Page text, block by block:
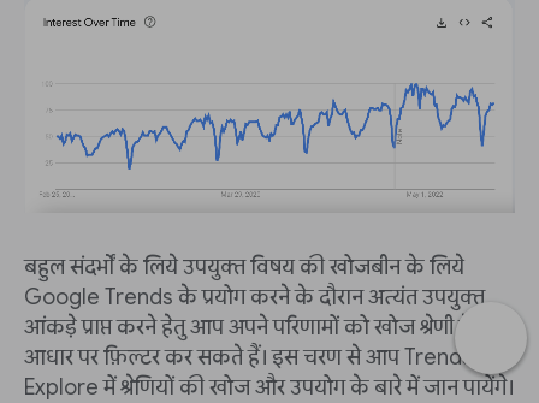
बहुल संदर्भों के लिये उपयुक्त विषय की खोजबीन के लिये
Google Trends के प्रयोग करने के दौरान अत्यंत उपयुक्त
आंकड़े प्राप्त करने हेतु आप अपने परिणामों को खोज श्रेणी के
आधार पर फ़िल्टर कर सकते हैं। इस चरण से आप Trends
Explore में श्रेणियों की खोज और उपयोग के बारे में जान पायेंगे।